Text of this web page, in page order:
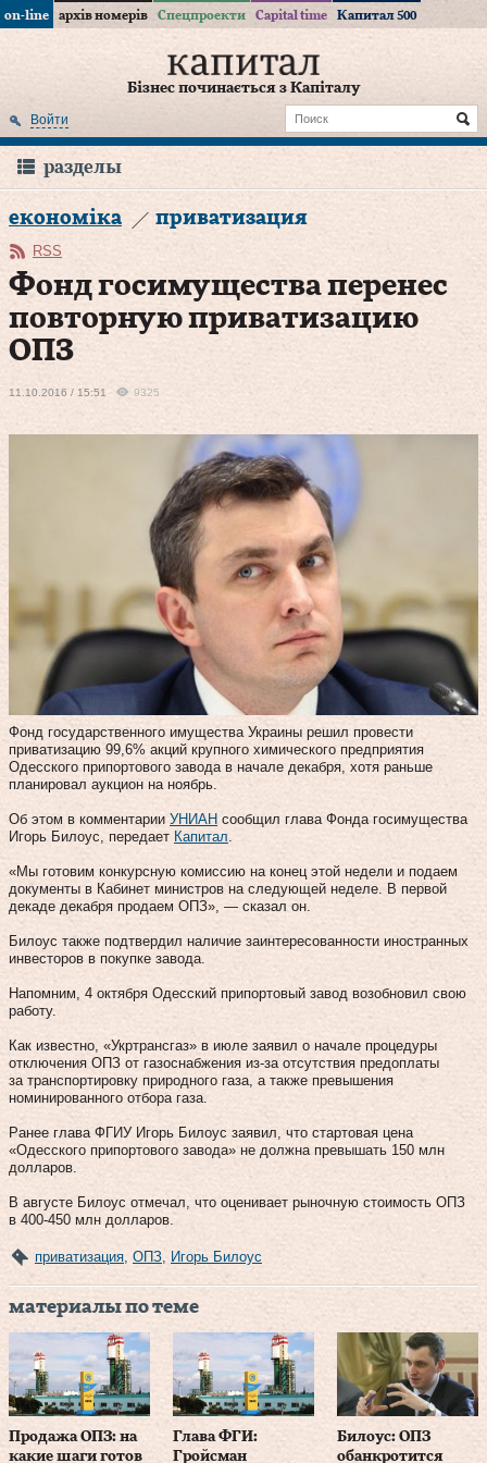
on-line архів номерів Спецпроекти Capital time Капитал 500
Бізнес починається з Капіталу
Войти
разделы
економіка приватизация
RSS
Фонд госимущества перенес
повторную приватизацию
ОПЗ
11.10.2016 / 15:51 9325
Фонд государственного имущества Украины решил провести
приватизацию 99,6% акций крупного химического предприятия
Одесского припортового завода в начале декабря, хотя раньше
планировал аукцион на ноябрь.
Об этом в комментарии УНИАН сообщил глава Фонда госимущества
Игорь Билоус, передает Капитал
«Мы готовим конкурсную комиссию на конец этой недели и подаем
документы в Кабинет министров на следующей неделе. В первой
декаде декабря продаем ОПЗ», — сказал он.
Билоус также подтвердил наличие заинтересованности иностранных
инвесторов в покупке завода.
Напомним, 4 октября Одесский припортовый завод возобновил свою
работу.
Как известно, «Укртрансгаз» в июле заявил о начале процедуры
отключения ОПЗ от газоснабжения из-за отсутствия предоплаты
за транспортировку природного газа, а также превышения
номинированного отбора газа.
Ранее глава ФГИУ Игорь Билоус заявил, что стартовая цена
«Одесского припортового завода» не должна превышать 150 млн
долларов.
В августе Билоус отмечал, что оценивает рыночную стоимость ОПЗ
в 400-450 млн долларов.
приватизация ОПЗ Игорь Билоус
материалы по теме
Продажа ОПЗ: на
какие шаги готов
Глава ФГИ:
Гройсман
Билоус: ОПЗ
обанкротится